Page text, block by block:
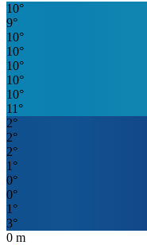
10°
9°
10°
10°
10°
10°
10°
11 °
2°
2°
2°
1 °
0°
0°
1 °
3°
0 m